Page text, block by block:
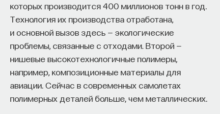
которых производится 400 миллионов тонн в год.
Технология их производства отработана,
и основной вызов здесь — экологические
проблемы, связанные с отходами. Второй —
нишевые высокотехнологичные полимеры,
например, композиционные материалы для
авиации. Сейчас в современных самолетах
полимерных деталей больше, чем металлических.
Есть и иные вирусные последовательности,
которые «одомашнились» и встали на защиту
здоровья человека. В 2015 году американский
профессор биологии развития Джоанна Высоцка
и ее коллеги из Стэнфордского университета
нашли такие функции у эндогенного вируса
HERVK. Ученые выяснили, что в клетках
трехдневного зародыша человека